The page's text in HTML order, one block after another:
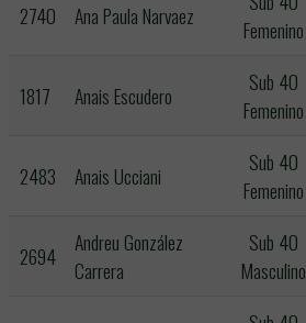
2740 Ana Paula Narvaez
Femenino
1817 Anais Escudero
Sub 40
Femenino
2483 Anais Ucciani
Sub 40
Femenino
2694
Andreu González
Carrera
Sub 40
Masculino